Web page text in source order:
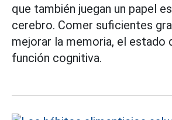
que también juegan un papel
cerebro. Comer suficientes
mejorar la memoria, el estado
función cognitiva.